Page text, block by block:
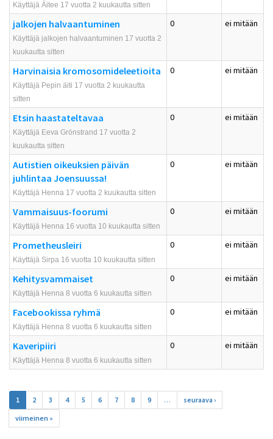
Käyttäjä Äitee 17 vuotta 2 kuukautta sitten
jalkojen halvaantuminen
Käyttäjä jalkojen halvaantuminen 17 vuotta 2
kuukautta sitten
0 ei mitään
Harvinaisia kromosomideleetioita
Käyttäjä Pepin äiti 17 vuotta 2 kuukautta
sitten
0 ei mitään
Etsin haastateltavaa
Käyttäjä Eeva Grönstrand 17 vuotta 2
kuukautta sitten
0 ei mitään
Autistien oikeuksien päivän
juhlintaa Joensuussa!
Käyttäjä Henna 17 vuotta 2 kuukautta sitten
0 ei mitään
Vammaisuus-foorumi
Käyttäjä Henna 16 vuotta 10 kuukautta sitten
0 ei mitään
Prometheusleiri
Käyttäjä Sirpa 16 vuotta 10 kuukautta sitten
0 ei mitään
Kehitysvammaiset
Käyttäjä Henna 8 vuotta 6 kuukautta sitten
0 ei mitään
Facebookissa ryhmä
Käyttäjä Henna 8 vuotta 6 kuukautta sitten
0 ei mitään
Kaveripiiri
Käyttäjä Henna 8 vuotta 6 kuukautta sitten
0 ei mitään
Sivut
1 2 3 4 5 6 7 8 9 …
seuraava ›
viimeinen »